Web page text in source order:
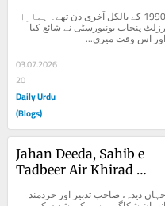
رزلٹ پنجاب یونیورسٹی نے شائع کیا
اور اس وقت میری...
03.07.2026
20
Daily Urdu
(Blogs)
Jahan Deeda, Sahib e
Tadbeer Air Khirad